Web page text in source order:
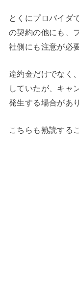
とくにプロバイダ
の契約の他にも、
社側にも注意が必
違約金だけでなく
していたが、キャ
発生する場合があ
こちらも熟読する